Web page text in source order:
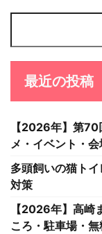
最近の投稿
【2026年】第
メ・イベント・会
多頭飼いの猫ト
対策
【2026年】高
ころ・駐車場・